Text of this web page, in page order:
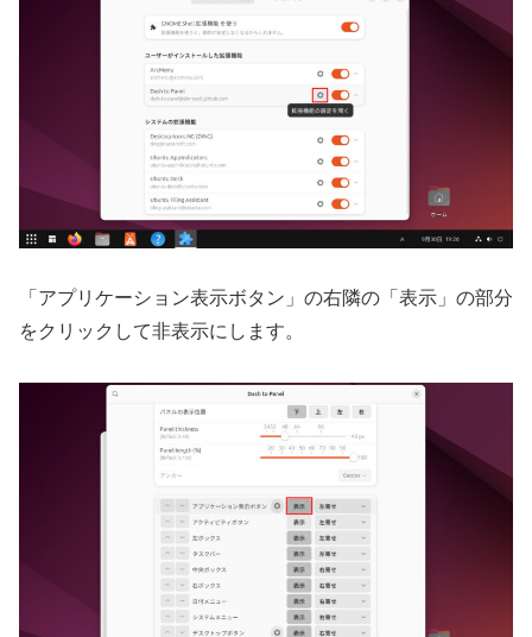
「アプリケーション表示ボタン」の右隣の「表示」の部分
をクリックして非表示にします。